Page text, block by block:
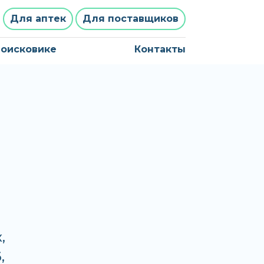
Для аптек Для поставщиков
Контакты